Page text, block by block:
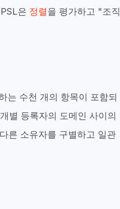
은 정렬을 평가하고 "조직
는 수천 개의 항목이 포함되
별 등록자의 도메인 사이의
른 소유자를 구별하고 일관